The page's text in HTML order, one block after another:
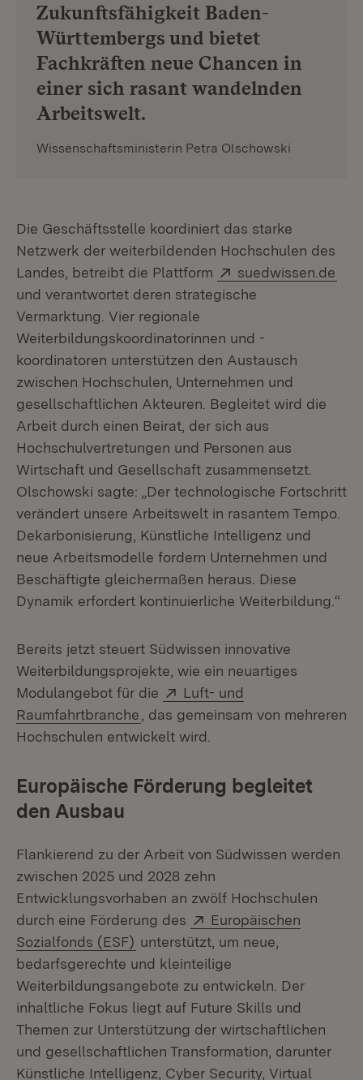
Zukunftsfähigkeit Baden-
Württembergs und bietet
Fachkräften neue Chancen in
einer sich rasant wandelnden
Arbeitswelt.
Wissenschaftsministerin Petra Olschowski
Die Geschäftsstelle koordiniert das starke
Netzwerk der weiterbildenden Hochschulen des
Landes, betreibt die Plattform
Extern:
suedwissen.de
und verantwortet deren strategische
Vermarktung. Vier regionale
Weiterbildungskoordinatorinnen und -
koordinatoren unterstützen den Austausch
zwischen Hochschulen, Unternehmen und
gesellschaftlichen Akteuren. Begleitet wird die
Arbeit durch einen Beirat, der sich aus
Hochschulvertretungen und Personen aus
Wirtschaft und Gesellschaft zusammensetzt.
Olschowski sagte: „Der technologische Fortschritt
verändert unsere Arbeitswelt in rasantem Tempo.
Dekarbonisierung, Künstliche Intelligenz und
neue Arbeitsmodelle fordern Unternehmen und
Beschäftigte gleichermaßen heraus. Diese
Dynamik erfordert kontinuierliche Weiterbildung.“
Bereits jetzt steuert Südwissen innovative
Weiterbildungsprojekte, wie ein neuartiges
Modulangebot für die
Extern:
Luft- und
Raumfahrtbranche (Öffnet in neuem Fenster)
, das gemeinsam von mehreren
Hochschulen entwickelt wird.
Europäische Förderung begleitet
den Ausbau
Flankierend zu der Arbeit von Südwissen werden
zwischen 2025 und 2028 zehn
Entwicklungsvorhaben an zwölf Hochschulen
durch eine Förderung des
Extern:
Europäischen
Sozialfonds (ESF) (Öffnet in neuem Fenster)
unterstützt, um neue,
bedarfsgerechte und kleinteilige
Weiterbildungsangebote zu entwickeln. Der
inhaltliche Fokus liegt auf Future Skills und
Themen zur Unterstützung der wirtschaftlichen
und gesellschaftlichen Transformation, darunter
Künstliche Intelligenz, Cyber Security, Virtual